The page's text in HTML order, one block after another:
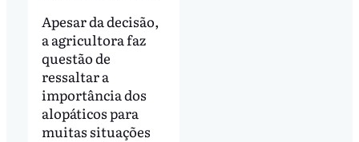
Apesar da decisão,
a agricultora faz
questão de
ressaltar a
importância dos
alopáticos para
muitas situações